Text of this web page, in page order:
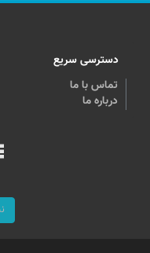
دسترسی سریع
تماس با ما
درباره ما